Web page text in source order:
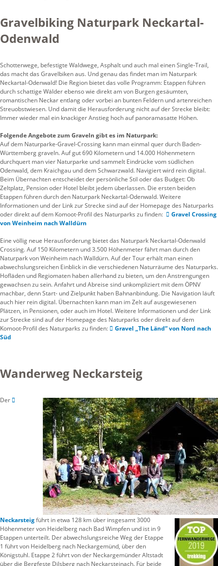
Gravelbiking Naturpark Neckartal-
Odenwald
Schotterwege, befestigte Waldwege, Asphalt und auch mal einen Single-Trail,
das macht das Gravelbiken aus. Und genau das findet man im Naturpark
Neckartal-Odenwald! Die Region bietet das volle Programm: Etappen führen
durch schattige Wälder ebenso wie direkt am von Burgen gesäumten,
romantischen Neckar entlang oder vorbei an bunten Feldern und artenreichen
Streuobstwiesen. Und damit die Herausforderung nicht auf der Strecke bleibt:
Immer wieder mal ein knackiger Anstieg hoch auf panoramasatte Höhen.
Folgende Angebote zum Graveln gibt es im Naturpark:
Auf dem Naturparke-Gravel-Crossing kann man einmal quer durch Baden-
Württemberg graveln. Auf gut 690 Kilometern und 14.000 Höhenmetern
durchquert man vier Naturparke und sammelt Eindrücke vom südlichen
Odenwald, dem Kraichgau und dem Schwarzwald. Navigiert wird rein digital.
Beim Übernachten entscheidet der persönliche Stil oder das Budget: Ob
Zeltplatz, Pension oder Hotel bleibt jedem überlassen. Die ersten beiden
Etappen führen durch den Naturpark Neckartal-Odenwald. Weitere
Informationen und der Link zur Strecke sind auf der Homepage des Naturparks
oder direkt auf dem Komoot-Profil des Naturparks zu finden:
Gravel Crossing
von Weinheim nach Walldürn
Eine völlig neue Herausforderung bietet das Naturpark Neckartal-Odenwald
Crossing. Auf 150 Kilometern und 3.500 Höhenmeter fährt man durch den
Naturpark von Weinheim nach Walldürn. Auf der Tour erhält man einen
abwechslungsreichen Einblick in die verschiedenen Naturräume des Naturparks.
Hofläden und Regiomaten haben allerhand zu bieten, um den Anstrengungen
gewachsen zu sein. Anfahrt und Abreise sind unkompliziert mit dem ÖPNV
machbar, denn Start- und Zielpunkt haben Bahnanbindung. Die Navigation läuft
auch hier rein digital. Übernachten kann man im Zelt auf ausgewiesenen
Plätzen, in Pensionen, oder auch im Hotel. Weitere Informationen und der Link
zur Strecke sind auf der Homepage des Naturparks oder direkt auf dem
Komoot-Profil des Naturparks zu finden:
Gravel „The Länd“ von Nord nach
Süd
Wanderweg Neckarsteig
Der
Neckarsteigführt in etwa 128 km über insgesamt 3000
Höhenmeter von Heidelberg nach Bad Wimpfen und ist in 9
Etappen unterteilt. Der abwechslungsreiche Weg der Etappe
1 führt von Heidelberg nach Neckargemünd, über den
Königstuhl. Etappe 2 führt von der Neckargemünder Altstadt
über die Bergfeste Dilsberg nach Neckarsteinach. Für beide